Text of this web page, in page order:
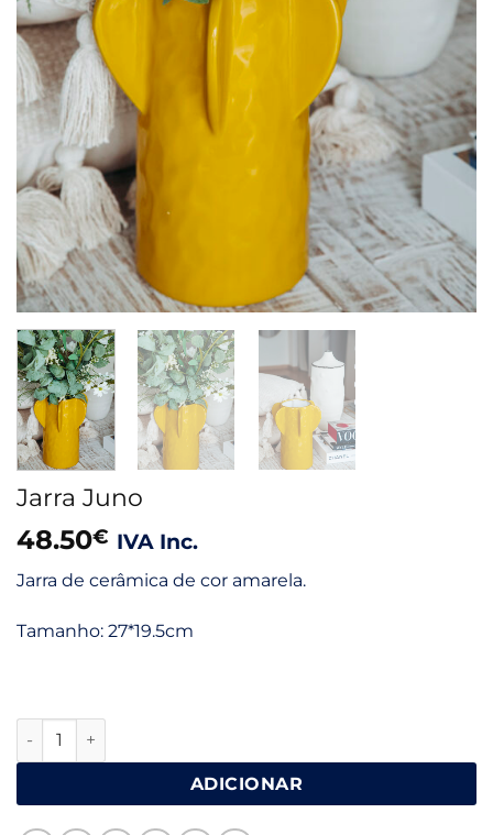
Jarra Juno
48.50€ IVA Inc.
Jarra de cerâmica de cor amarela.
Tamanho: 27*19.5cm
Quantidade de Jarra Juno
ADICIONAR